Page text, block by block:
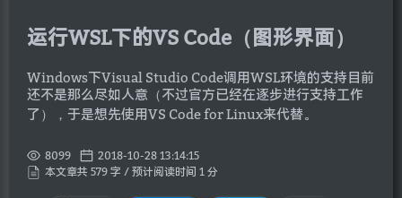
运行WSL下的VS Code（图形界面）
Windows下Visual Studio Code调用WSL环境的支持目前
还不是那么尽如人意（不过官方已经在逐步进行支持工作
了），于是想先使用VS Code for Linux来代替。
8099
2018-10-28 13:14:15
本文章共 579 字 / 预计阅读时间 1 分